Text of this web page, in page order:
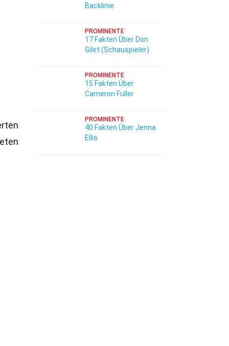
Backlinie
PROMINENTE
17 Fakten Über Don
Gilet (Schauspieler)
PROMINENTE
15 Fakten Über
Cameron Fuller
PROMINENTE
40 Fakten Über Jenna
Ellis